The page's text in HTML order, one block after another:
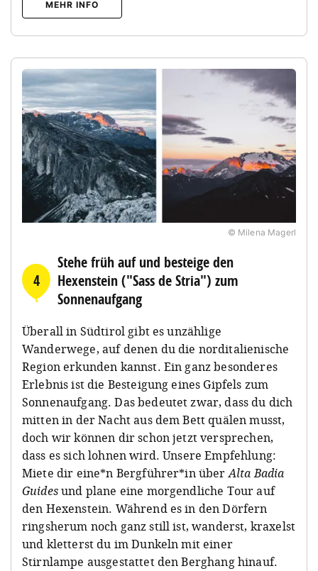
MEHR INFO
© Milena Magerl
4
Stehe früh auf und besteige den
Hexenstein ("Sass de Stria") zum
Sonnenaufgang
Überall in Südtirol gibt es unzählige
Wanderwege, auf denen du die norditalienische
Region erkunden kannst. Ein ganz besonderes
Erlebnis ist die Besteigung eines Gipfels zum
Sonnenaufgang. Das bedeutet zwar, dass du dich
mitten in der Nacht aus dem Bett quälen musst,
doch wir können dir schon jetzt versprechen,
dass es sich lohnen wird. Unsere Empfehlung:
Miete dir eine*n Bergführer*in überAlta Badia
Guidesund plane eine morgendliche Tour auf
den Hexenstein. Während es in den Dörfern
ringsherum noch ganz still ist, wanderst, kraxelst
und kletterst du im Dunkeln mit einer
Stirnlampe ausgestattet den Berghang hinauf.